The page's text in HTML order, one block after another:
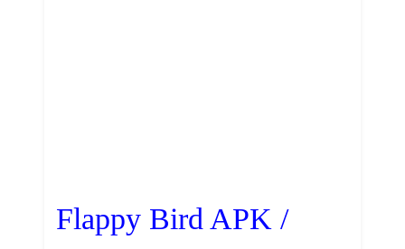
Flappy Bird APK /